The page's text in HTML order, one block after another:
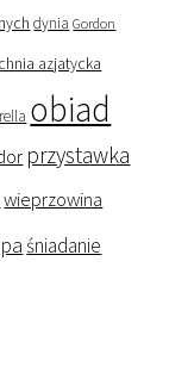
dynia Gordon
azjatycka
obiad
przystawka
wieprzowina
śniadanie